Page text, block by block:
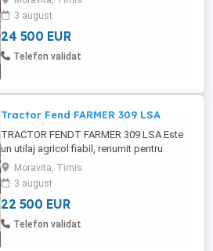
Principalele specificații tehnice pentru
acest model: * Motor: MWM turbodiesel
cu 4 cilindri, fiabil și economic, cu o
capacitate de aproximativ 3.2 litri. * Putere:
3 august
24 500 EUR
Telefon validat
Tractor Fend FARMER 309 LSA
TRACTOR FENDT FARMER 309 LSA Este
un utilaj agricol fiabil, renumit pentru
motorul MWM de 4 cilindri, tracțiune
integrală (4x4) și transmisia mecanică.
Acesta oferă o putere de aproximativ 86-
90 CP, fiind ideal pentru lucrări de câmp și
ferme medii. Caracteristici principale
Moravita, Timis
3 august
22 500 EUR
Telefon validat